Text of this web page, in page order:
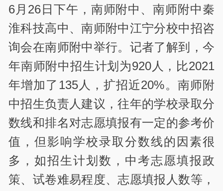
6月26日下午，南师附中、南师附中秦
淮科技高中、南师附中江宁分校中招咨
询会在南师附中举行。记者了解到，今
年南师附中招生计划为920人，比2021
年增加了135人，扩招近20%。南师附
中招生负责人建议，往年的学校录取分
数线和排名对志愿填报有一定的参考价
值，但影响学校录取分数线的因素很
多，如招生计划数，中考志愿填报政
策、试卷难易程度、志愿填报人数等，